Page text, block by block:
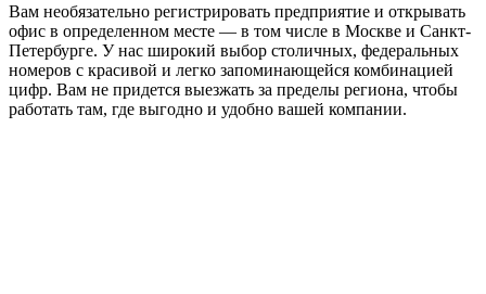
Вам необязательно регистрировать предприятие и открывать
офис в определенном месте — в том числе в Москве и Санкт-
Петербурге. У нас широкий выбор столичных, федеральных
номеров с красивой и легко запоминающейся комбинацией
цифр. Вам не придется выезжать за пределы региона, чтобы
работать там, где выгодно и удобно вашей компании.